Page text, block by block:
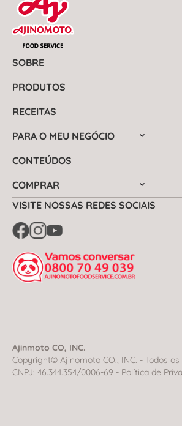
SOBRE
PRODUTOS
RECEITAS
PARA O MEU NEGÓCIO
CONTEÚDOS
COMPRAR
VISITE NOSSAS REDES SOCIAIS
Ajinmoto CO, INC.
Copyright© Ajinomoto CO., INC. - Todos
CNPJ: 46.344.354/0006-69 - Política de